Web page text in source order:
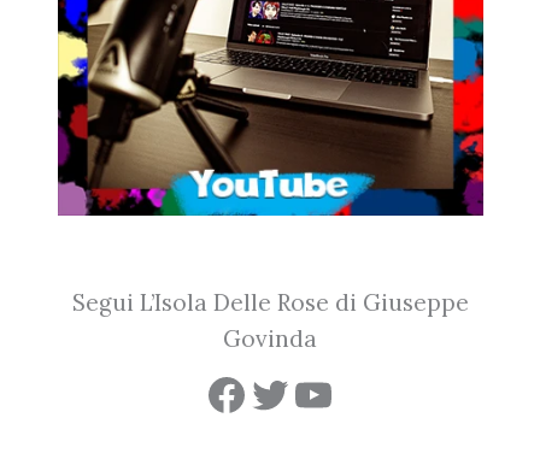
Segui L’Isola Delle Rose di Giuseppe
Govinda
Facebook
Twitter
YouTube